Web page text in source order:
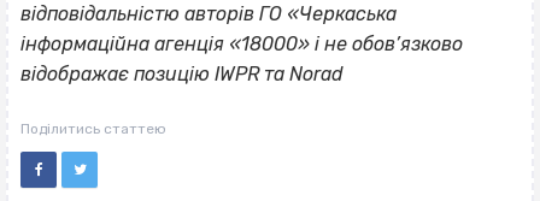
відповідальністю авторів ГО «Черкаська
інформаційна агенція «18000» і не обов’язково
відображає позицію IWPR та Norad
Поділитись статтею